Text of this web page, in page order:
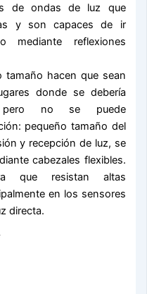
de ondas de luz que
y son capaces de ir
mediante reflexiones
tamaño hacen que sean
donde se debería
pero no se puede
pequeño tamaño del
y recepción de luz, se
cabezales flexibles.
que resistan altas
en los sensores
directa.